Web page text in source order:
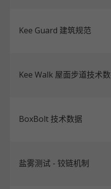
Kee Guard 建筑规范
Kee Walk 屋面步道技术
BoxBolt 技术数据
盐雾测试 - 铰链机制